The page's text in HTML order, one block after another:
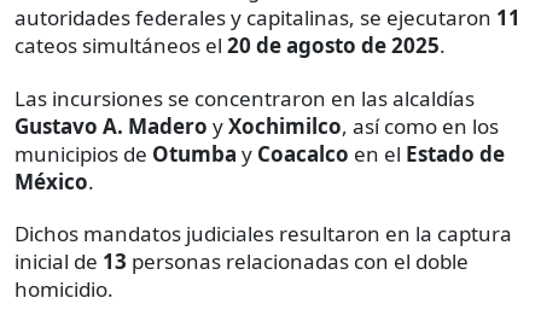
autoridades federales y capitalinas, se ejecutaron 11
cateos simultáneos el 20 de agosto de 2025.
Las incursiones se concentraron en las alcaldías
Gustavo A. Madero yXochimilco, así como en los
municipios de Otumba y Coacalco en el Estado de
México.
Dichos mandatos judiciales resultaron en la captura
inicial de 13 personas relacionadas con el doble
homicidio.